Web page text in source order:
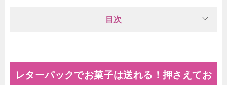
目次
レターパックでお菓子は送れる！押さえてお